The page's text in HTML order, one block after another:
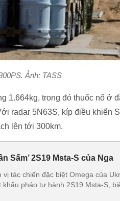
Ảnh: TASS
1.664kg, trong đó thuốc nổ ở
radar 5N63S, kíp điều khiển
lên tới 300km.
Sấm’ 2S19 Msta-S của Nga
tác chiến đặc biệt Omega của
pháo tự hành 2S19 Msta-S,